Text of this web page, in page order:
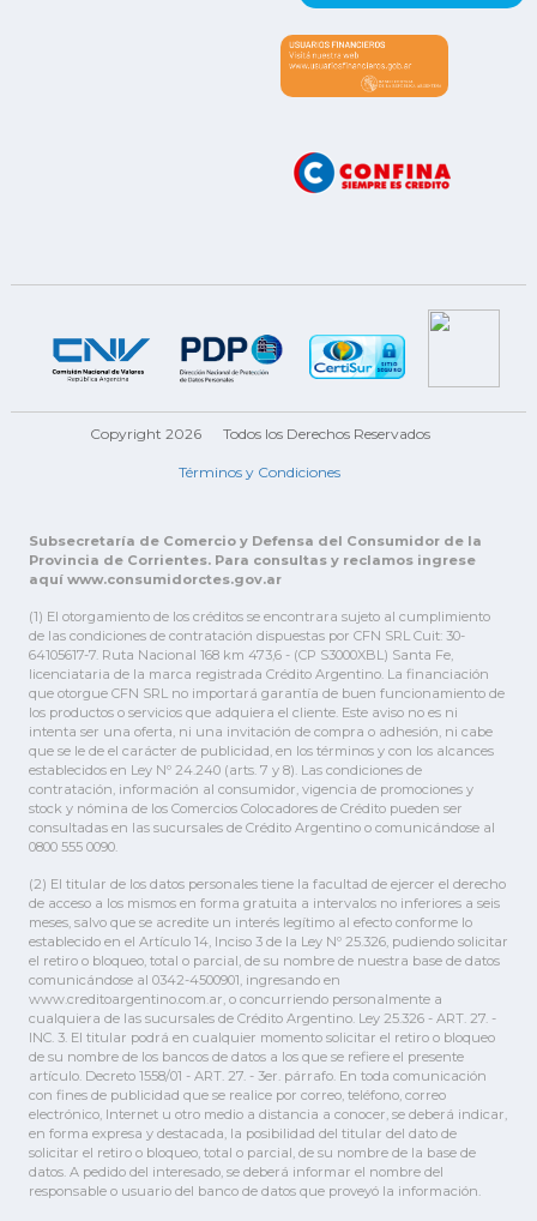
Copyright 2026 Todos los Derechos Reservados
Términos y Condiciones
Subsecretaría de Comercio y Defensa del Consumidor de la
Provincia de Corrientes. Para consultas y reclamos ingrese
aquí www.consumidorctes.gov.ar
(1) El otorgamiento de los créditos se encontrara sujeto al cumplimiento
de las condiciones de contratación dispuestas por CFN SRL Cuit: 30-
64105617-7. Ruta Nacional 168 km 473,6 - (CP S3000XBL) Santa Fe,
licenciataria de la marca registrada Crédito Argentino. La financiación
que otorgue CFN SRL no importará garantía de buen funcionamiento de
los productos o servicios que adquiera el cliente. Este aviso no es ni
intenta ser una oferta, ni una invitación de compra o adhesión, ni cabe
que se le de el carácter de publicidad, en los términos y con los alcances
establecidos en Ley Nº 24.240 (arts. 7 y 8). Las condiciones de
contratación, información al consumidor, vigencia de promociones y
stock y nómina de los Comercios Colocadores de Crédito pueden ser
consultadas en las sucursales de Crédito Argentino o comunicándose al
0800 555 0090.
(2) El titular de los datos personales tiene la facultad de ejercer el derecho
de acceso a los mismos en forma gratuita a intervalos no inferiores a seis
meses, salvo que se acredite un interés legítimo al efecto conforme lo
establecido en el Artículo 14, Inciso 3 de la Ley Nº 25.326, pudiendo solicitar
el retiro o bloqueo, total o parcial, de su nombre de nuestra base de datos
comunicándose al 0342-4500901, ingresando en
www.creditoargentino.com.ar, o concurriendo personalmente a
cualquiera de las sucursales de Crédito Argentino. Ley 25.326 - ART. 27. -
INC. 3. El titular podrá en cualquier momento solicitar el retiro o bloqueo
de su nombre de los bancos de datos a los que se refiere el presente
artículo. Decreto 1558/01 - ART. 27. - 3er. párrafo. En toda comunicación
con fines de publicidad que se realice por correo, teléfono, correo
electrónico, Internet u otro medio a distancia a conocer, se deberá indicar,
en forma expresa y destacada, la posibilidad del titular del dato de
solicitar el retiro o bloqueo, total o parcial, de su nombre de la base de
datos. A pedido del interesado, se deberá informar el nombre del
responsable o usuario del banco de datos que proveyó la información.